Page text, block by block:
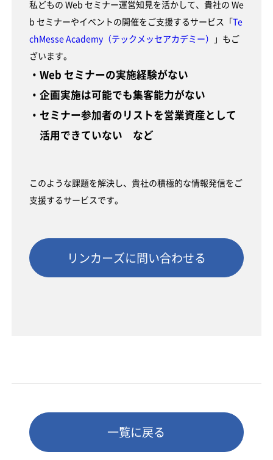
私どもの Web セミナー運営知見を活かして、貴社の We
b セミナーやイベントの開催をご支援するサービス「 Te
chMesse Academy（テックメッセアカデミー）
」もご
ざいます。
・Web セミナーの実施経験がない
・企画実施は可能でも集客能力がない
・セミナー参加者のリストを営業資産として
活用できていない など
このような課題を解決し、貴社の積極的な情報発信をご
支援するサービスです。
リンカーズに問い合わせる
一覧に戻る